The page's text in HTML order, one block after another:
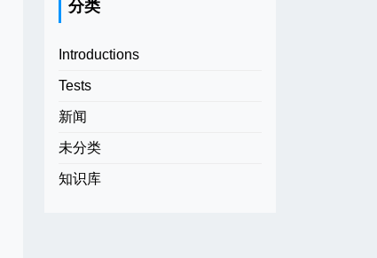
分类
Introductions
Tests
新闻
未分类
知识库